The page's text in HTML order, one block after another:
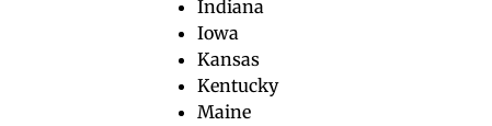
Indiana
Iowa
Kansas
Kentucky
Maine